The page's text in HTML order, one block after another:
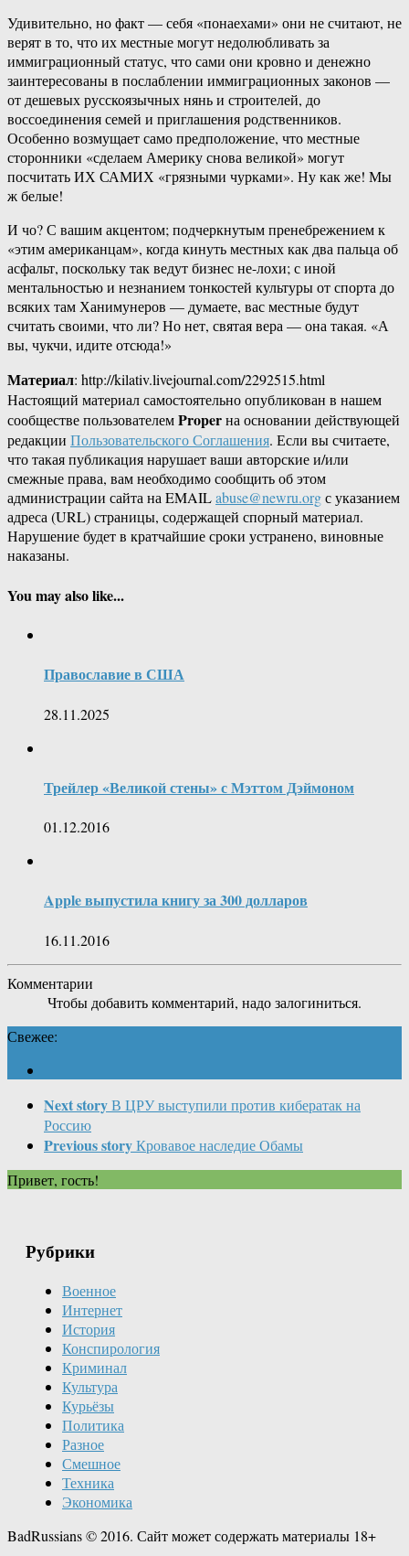
Удивительно, но факт — себя «понаехами» они не считают, не
верят в то, что их местные могут недолюбливать за
иммиграционный статус, что сами они кровно и денежно
заинтересованы в послаблении иммиграционных законов —
от дешевых русскоязычных нянь и строителей, до
воссоединения семей и приглашения родственников.
Особенно возмущает само предположение, что местные
сторонники «сделаем Америку снова великой» могут
посчитать ИХ САМИХ «грязными чурками». Ну как же! Мы
ж белые!
И чо? С вашим акцентом; подчеркнутым пренебрежением к
«этим американцам», когда кинуть местных как два пальца об
асфальт, поскольку так ведут бизнес не-лохи; с иной
ментальностью и незнанием тонкостей культуры от спорта до
всяких там Ханимунеров — думаете, вас местные будут
считать своими, что ли? Но нет, святая вера — она такая. «А
вы, чукчи, идите отсюда!»
Материал: http://kilativ.livejournal.com/2292515.html
Настоящий материал самостоятельно опубликован в нашем
сообществе пользователемProperна основании действующей
редакции Пользовательского Соглашения. Если вы считаете,
что такая публикация нарушает ваши авторские и/или
смежные права, вам необходимо сообщить об этом
администрации сайта на EMAILabuse@newru.orgс указанием
адреса (URL) страницы, содержащей спорный материал.
Нарушение будет в кратчайшие сроки устранено, виновные
наказаны.
You may also like...
Православие в США
28.11.2025
Трейлер «Великой стены» с Мэттом Дэймоном
01.12.2016
Apple выпустила книгу за 300 долларов
16.11.2016
Комментарии
Чтобы добавить комментарий, надо залогиниться.
Свежее:
Next storyВ ЦРУ выступили против кибератак на
Россию
Previous storyКровавое наследие Обамы
Привет, гость!
Рубрики
Военное
Интернет
История
Конспирология
Криминал
Культура
Курьёзы
Политика
Разное
Смешное
Техника
Экономика
BadRussians © 2016. Сайт может содержать материалы 18+